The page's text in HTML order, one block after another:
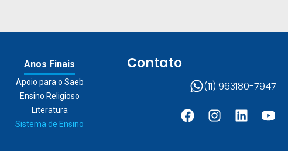
Anos Finais
Apoio para o Saeb
Ensino Religioso
Literatura
Sistema de Ensino
Contato
(11) 963180-7947